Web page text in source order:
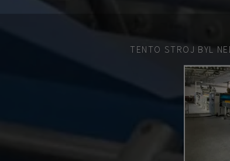
TENTO STROJ BYL